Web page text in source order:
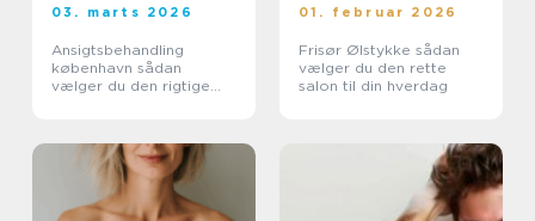
03. marts 2026
Ansigtsbehandling
københavn sådan
vælger du den rigtige
01. februar 2026
Frisør Ølstykke sådan
vælger du den rette
salon til din hverdag